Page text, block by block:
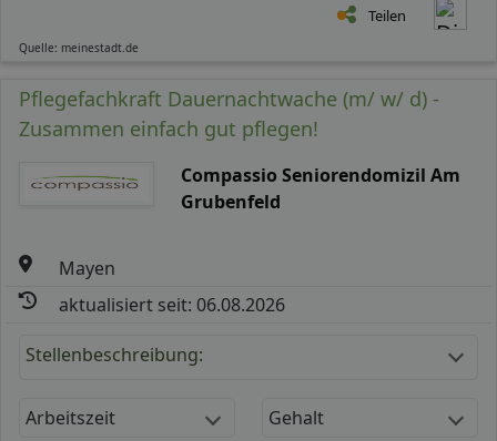
Teilen
Quelle: meinestadt.de
Pflegefachkraft Dauernachtwache (m/ w/ d) -
Zusammen einfach gut pflegen!
Compassio Seniorendomizil Am
Grubenfeld
Mayen
aktualisiert seit: 06.08.2026
Stellenbeschreibung:
Arbeitszeit Gehalt